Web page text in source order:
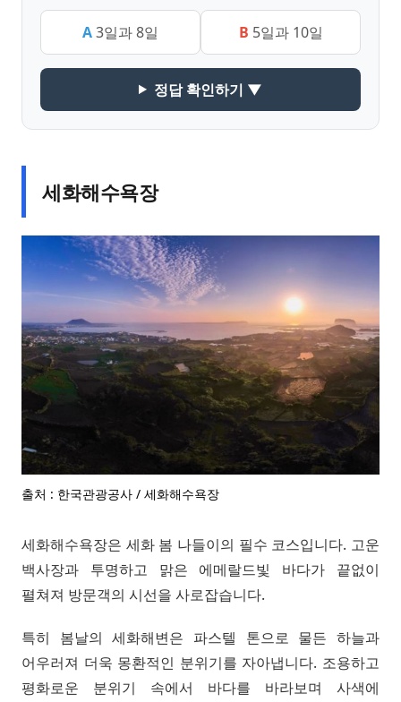
A3일과 8일 B 5일과 10일
정답 확인하기 ▼
세화해수욕장
출처 : 한국관광공사 / 세화해수욕장
세화해수욕장은 세화 봄 나들이의 필수 코스입니다. 고운
백사장과 투명하고 맑은 에메랄드빛 바다가 끝없이
펼쳐져 방문객의 시선을 사로잡습니다.
특히 봄날의 세화해변은 파스텔 톤으로 물든 하늘과
어우러져 더욱 몽환적인 분위기를 자아냅니다. 조용하고
평화로운 분위기 속에서 바다를 바라보며 사색에